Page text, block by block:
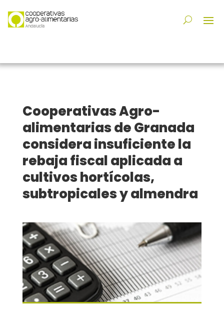
Cooperativas Agro-
alimentarias de Granada
considera insuficiente la
rebaja fiscal aplicada a
cultivos hortícolas,
subtropicales y almendra